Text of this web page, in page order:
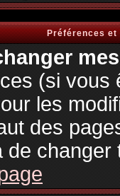
Préférences
(si
les
des
de